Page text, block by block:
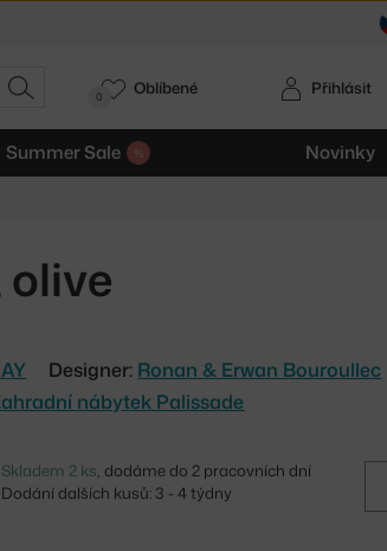
HLEDAT
Summer Sale Novinky
Přihlásit
0 Oblíbené
olive
Designer: Ronan & Erwan Bouroullec
nábytek Palissade
Skladem 2 ks, dodáme do 2 pracovních dní
Dodání dalších kusů: 3 - 4 týdny